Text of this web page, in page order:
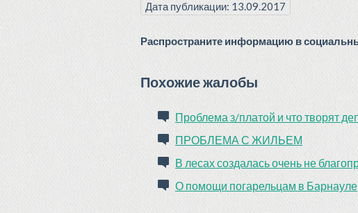
Дата публикации: 13.09.2017
Распространите информацию в
Похожие жалобы
Проблема з/платой и что творят
ПРОБЛЕМА С ЖИЛЬЕМ
В лесах создалась очень не
О помощи погарельцам в Барнауле